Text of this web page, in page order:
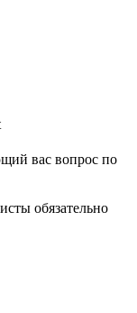
вас вопрос по
обязательно